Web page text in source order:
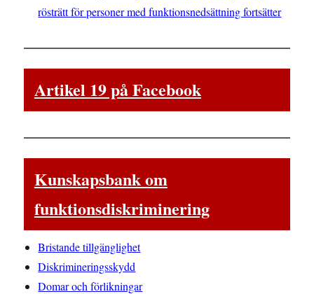
rösträtt för personer med funktionsnedsättning fortsätter
Artikel 19 på Facebook
Kunskapsbank om
funktionsdiskriminering
Bristande tillgänglighet
Diskrimineringsskydd
Domar och förlikningar